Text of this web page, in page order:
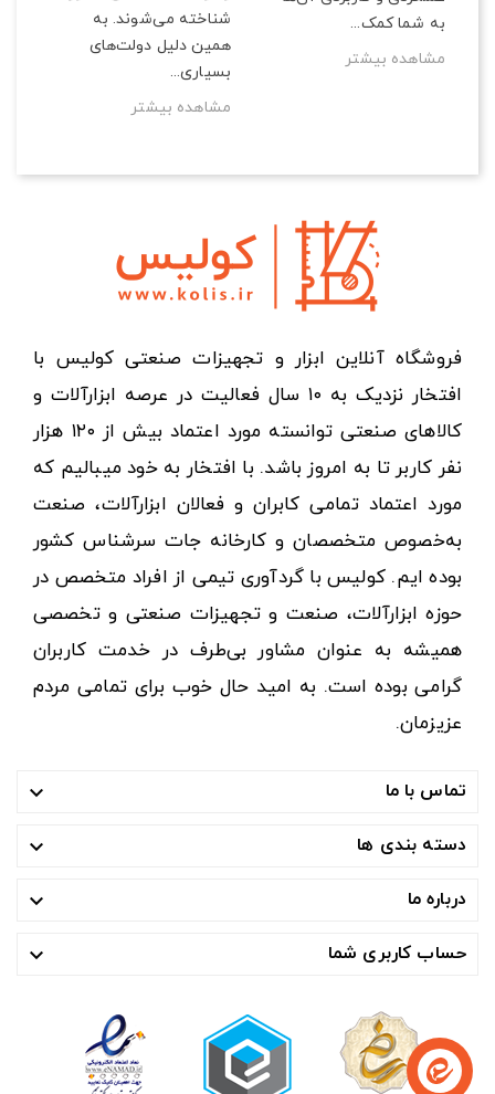
شناخته می‌شوند. به
همین دلیل دولت‌های
بسیاری...
مشاهده بیشتر
به شما کمک...
مشاهده بیشتر
فروشگاه آنلاین ابزار و تجهیزات صنعتی کولیس با
افتخار نزدیک به ۱۰ سال فعالیت در عرصه ابزارآلات و
کالاهای صنعتی توانسته مورد اعتماد بیش از ۱۲۰ هزار
نفر کاربر تا به امروز باشد. با افتخار به خود میبالیم که
مورد اعتماد تمامی کابران و فعالان ابزارآلات، صنعت
به‌خصوص متخصصان و کارخانه جات سرشناس کشور
بوده ایم. کولیس با گردآوری تیمی از افراد متخصص در
حوزه ابزارآلات، صنعت و تجهیزات صنعتی و تخصصی
همیشه به عنوان مشاور بی‌طرف در خدمت کاربران
گرامی بوده است. به امید حال خوب برای تمامی مردم
عزیزمان.
تماس با ما 
دسته بندی ها 
درباره ما 
حساب کاربری شما 